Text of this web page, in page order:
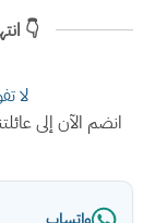
👇
لا
انضم الآن إلى